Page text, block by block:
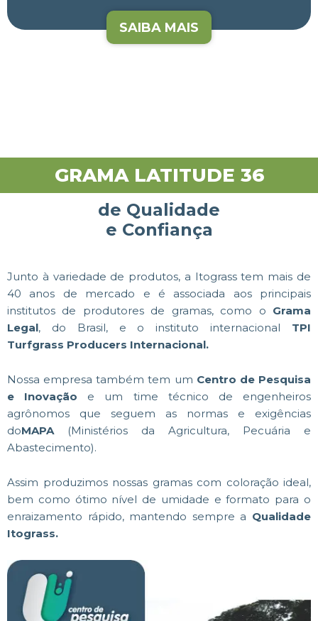
SAIBA MAIS
GRAMA LATITUDE 36
de Qualidade
e Confiança
Junto à variedade de produtos, a Itograss tem mais de
40 anos de mercado e é associada aos principais
institutos de produtores de gramas, como o Grama
Legal, do Brasil, e o instituto internacional TPI
Turfgrass Producers Internacional.
Nossa empresa também tem um Centro de Pesquisa
e Inovação e um time técnico de engenheiros
agrônomos que seguem as normas e exigências
doMAPA(Ministérios da Agricultura, Pecuária e
Abastecimento).
Assim produzimos nossas gramas com coloração ideal,
bem como ótimo nível de umidade e formato para o
enraizamento rápido, mantendo sempre a Qualidade
Itograss.